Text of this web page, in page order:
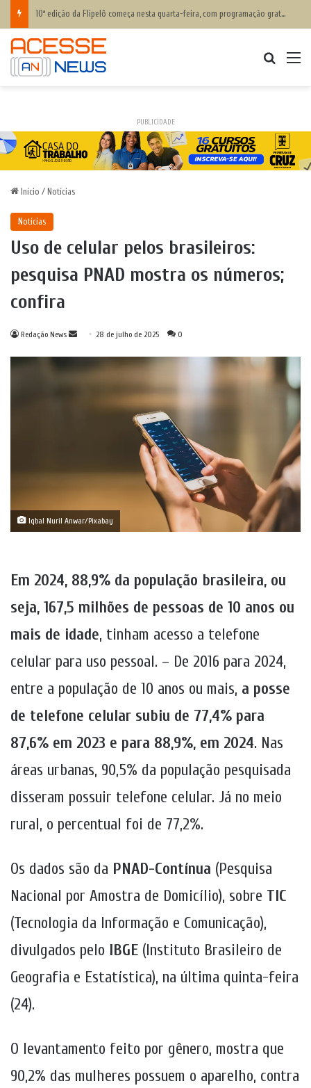
Casa do Trabalho de Cruz das Almas anuncia cursos grátis para quem deseja entrar no mercado de trabalho ou empreender; inscrições abertas
PUBLICIDADE
Início / Notícias
Notícias
Uso de celular pelos brasileiros:
pesquisa PNAD mostra os números;
confira
Redação News
Mande28 de julho de 2025 0
Iqbal Nuril Anwar/Pixabay
Em 2024, 88,9% da população brasileira, ou
seja, 167,5 milhões de pessoas de 10 anos ou
mais de idade, tinham acesso a telefone
celular para uso pessoal. – De 2016 para 2024,
entre a população de 10 anos ou mais, a posse
de telefone celular subiu de 77,4% para
87,6% em 2023 e para 88,9%, em 2024. Nas
áreas urbanas, 90,5% da população pesquisada
disseram possuir telefone celular. Já no meio
rural, o percentual foi de 77,2%.
Os dados são da PNAD-Contínua (Pesquisa
Nacional por Amostra de Domicílio), sobre TIC
(Tecnologia da Informação e Comunicação),
divulgados pelo IBGE (Instituto Brasileiro de
Geografia e Estatística), na última quinta-feira
(24).
O levantamento feito por gênero, mostra que
90,2% das mulheres possuem o aparelho, contra